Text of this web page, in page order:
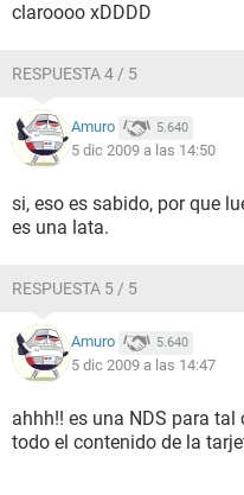
claroooo xDDDD
RESPUESTA 4 / 5
Amuro 5.640
5 dic 2009 a las 14:50
si, eso es sabido, por que
es una lata.
RESPUESTA 5 / 5
Amuro 5.640
5 dic 2009 a las 14:47
ahhh!! es una NDS para
todo el contenido de la